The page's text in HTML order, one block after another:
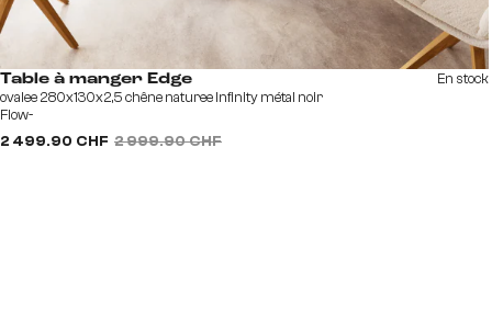
Table à manger Edge
ovalee 280x130x2,5 chêne naturee Infinity métal noir
Flow-
2 499.90 CHF 2 999.90 CHF
En stock